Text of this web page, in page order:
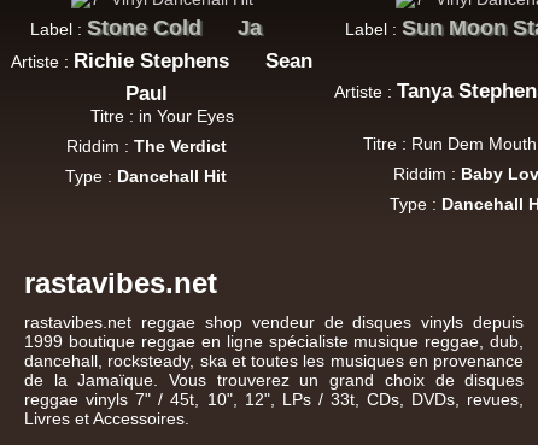
Label :Stone Cold Ja
Artiste : Richie Stephens
Sean
Paul
Titre : in Your Eyes
Riddim : The Verdict
Type : Dancehall Hit
Label :Sun Moon
Artiste : Tanya
Titre : Run Dem
Riddim : Baby
Type : Dancehall
rastavibes.net
rastavibes.net reggae shopvendeur dedisques vinyls depuis
1999 boutique reggae en lignespécialiste musique reggae ,dub
dancehall , rocksteady, ska et toutes les musiques en provenance
de la Jamaïque. Vous trouverez un grand choix dedisques
reggae vinyls 7" / 45t, 10", 12", LPs / 33t, CDs, DVDs, revues,
Livres et Accessoires.